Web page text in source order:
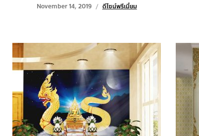
November 14, 2019 ดีไซน์พรีเมี่ยม